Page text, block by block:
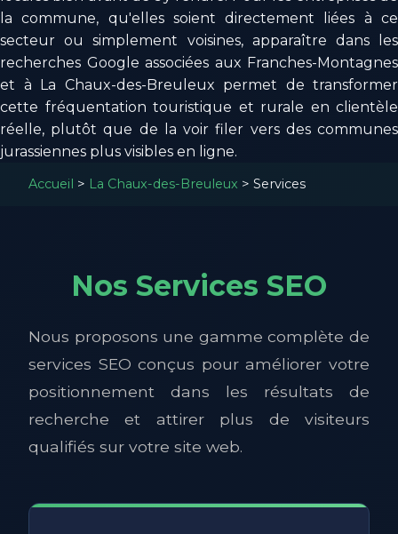
la commune, qu'elles soient directement liées à ce
secteur ou simplement voisines, apparaître dans les
recherches Google associées aux Franches-Montagnes
et à La Chaux-des-Breuleux permet de transformer
cette fréquentation touristique et rurale en clientèle
réelle, plutôt que de la voir filer vers des communes
jurassiennes plus visibles en ligne.
Accueil > La Chaux-des-Breuleux > Services
Nos Services SEO
Nous proposons une gamme complète de
services SEO conçus pour améliorer votre
positionnement dans les résultats de
recherche et attirer plus de visiteurs
qualifiés sur votre site web.